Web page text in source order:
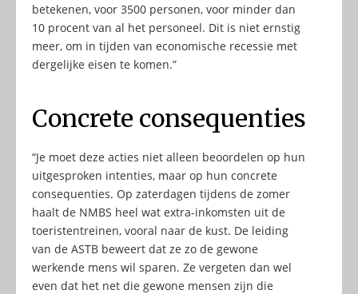
betekenen, voor 3500 personen, voor minder dan
10 procent van al het personeel. Dit is niet ernstig
meer, om in tijden van economische recessie met
dergelijke eisen te komen.”
Concrete consequenties
“Je moet deze acties niet alleen beoordelen op hun
uitgesproken intenties, maar op hun concrete
consequenties. Op zaterdagen tijdens de zomer
haalt de NMBS heel wat extra-inkomsten uit de
toeristentreinen, vooral naar de kust. De leiding
van de ASTB beweert dat ze zo de gewone
werkende mens wil sparen. Ze vergeten dan wel
even dat het net die gewone mensen zijn die